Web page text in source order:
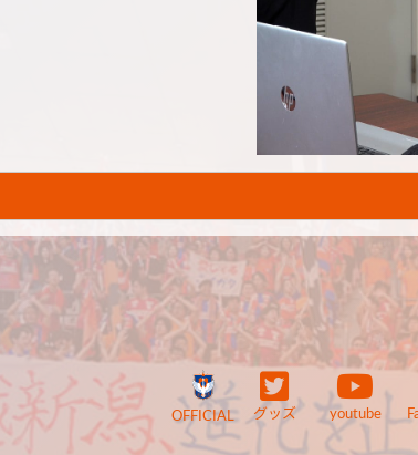
OFFICIAL グッズ youtube